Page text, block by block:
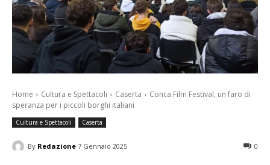
Home Cultura e Spettacoli Caserta
Conca Film Festival, un faro di
speranza per i piccoli borghi italiani
Cultura e Spettacoli Caserta
By Redazione 7 Gennaio 2025 0